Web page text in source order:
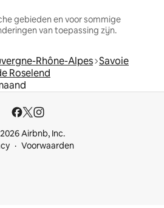
gebieden en voor sommige
van toepassing zijn.
Rhône-Alpes Savoie
Roselend
Airbnb, Inc.
Voorwaarden